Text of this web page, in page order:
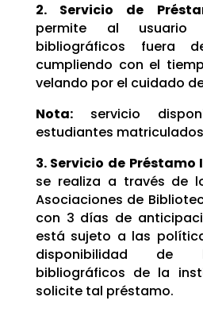
2. Servicio de
permite al usuario
bibliográficos fuera
cumpliendo con el
velando por el cuidado
Nota:servicio
estudiantes
3. Servicio de
se realiza a través de
Asociaciones de
con 3 días de
está sujeto a las
disponibilidad de
bibliográficos de la
solicite tal préstamo.